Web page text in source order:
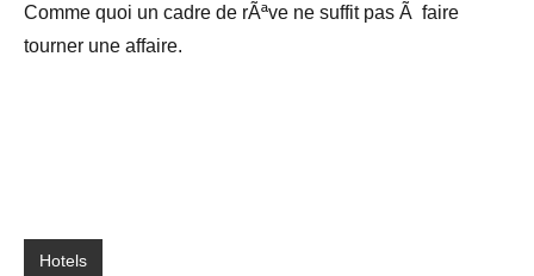
Comme quoi un cadre de rÃªve ne suffit pas Ã faire
tourner une affaire.
Hotels